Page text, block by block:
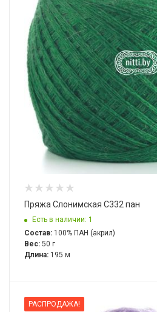
Пряжа Слонимская С332 пан
Есть в наличии: 1
Состав: 100% ПАН (акрил)
Вес: 50 г
Длина: 195 м
РАСПРОДАЖА!